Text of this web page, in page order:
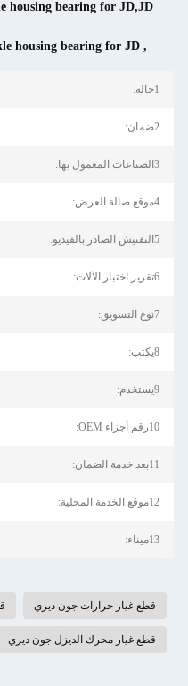
housing bearing for JD,JD
,
housing bearing for JD
1حالة:
2ضمان:
3الصناعات المعمول بها:
4موقع صالة العرض:
5التفتيش الصادر بالفيديو:
6تقرير اختبار الآلات:
7نوع التسويق:
8يكتب:
9يستخدم:
10رقم أجزاء OEM:
11بعد خدمة الضمان:
12موقع الخدمة المحلية:
13ميناء:
قطع غيار جرارات جون ديري
قطع غيار محرك الديزل جون ديري